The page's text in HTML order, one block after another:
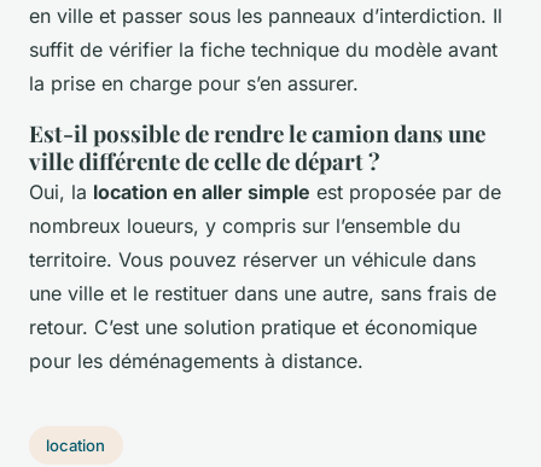
en ville et passer sous les panneaux d’interdiction. Il
suffit de vérifier la fiche technique du modèle avant
la prise en charge pour s’en assurer.
Est-il possible de rendre le camion dans une
ville différente de celle de départ ?
Oui, la location en aller simple est proposée par de
nombreux loueurs, y compris sur l’ensemble du
territoire. Vous pouvez réserver un véhicule dans
une ville et le restituer dans une autre, sans frais de
retour. C’est une solution pratique et économique
pour les déménagements à distance.
location